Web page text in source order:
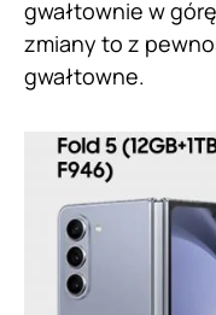
gwałtownie w
zmiany to z
gwałtowne.